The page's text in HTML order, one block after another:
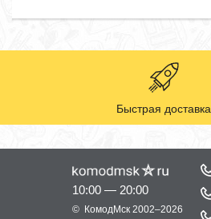
Быстрая доставка
10:00 — 20:00
© КомодМск 2002–2026